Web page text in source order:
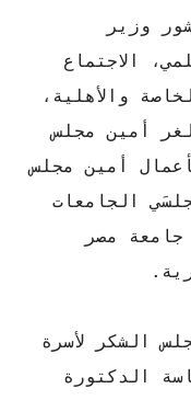
وزير
الاجتماع
والأهلية،
أمين مجلس
أمين مجلس
الجامعات
مصر
الشكر لأسرة
الدكتورة